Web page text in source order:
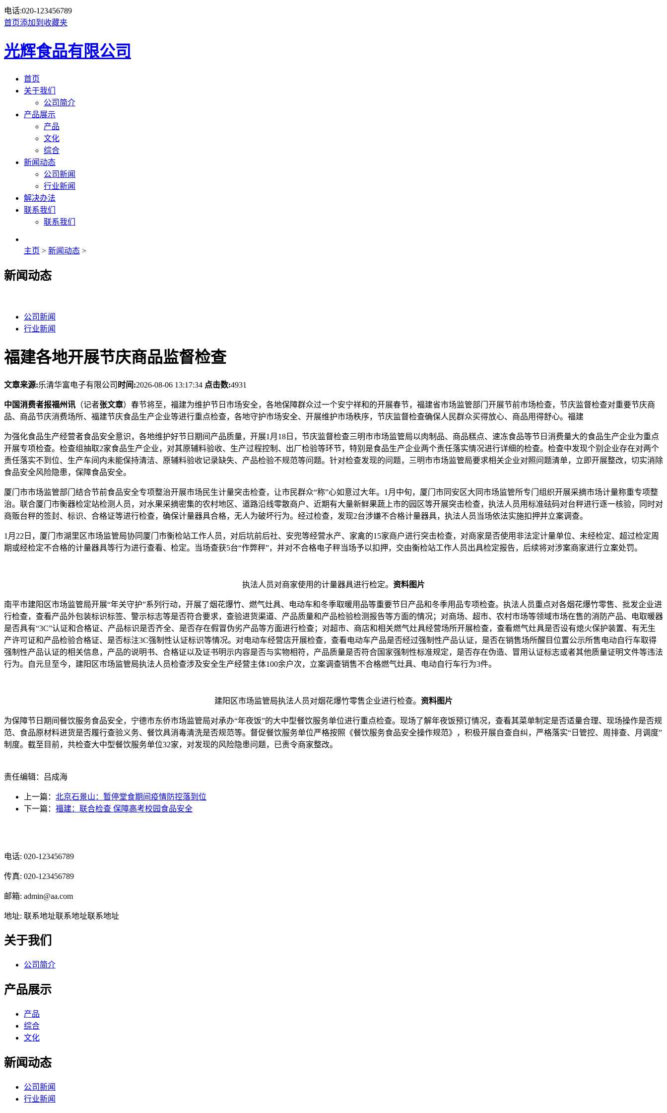
电话:020-123456789
首页添加到收藏夹
光辉食品有限公司
首页
关于我们
公司简介
产品展示
产品
文化
综合
新闻动态
公司新闻
行业新闻
解决办法
联系我们
联系我们
主页 > 新闻动态 >
新闻动态
公司新闻
行业新闻
福建各地开展节庆商品监督检查
文章来源:乐清华富电子有限公司 时间:2026-08-06 13:17:34 点击数:4931
中国消费者报福州讯 （记者张文章）春节将至，福建为维护节日市场安全，各地保障群众过一个安宁祥和的开展春节，福建省市场监管部门开展节前市场检查，节庆监督检查对重要节庆商
品、商品节庆消费场所、福建节庆食品生产企业等进行重点检查，各地守护市场安全、开展维护市场秩序，节庆监督检查确保人民群众买得放心、商品用得舒心。福建
为强化食品生产经营者食品安全意识，各地维护好节日期间产品质量，开展1月18日，节庆监督检查三明市市场监管局以肉制品、商品糕点、速冻食品等节日消费量大的食品生产企业为重点
开展专项检查。检查组抽取2家食品生产企业，对其原辅料验收、生产过程控制、出厂检验等环节，特别是食品生产企业两个责任落实情况进行详细的检查。检查中发现个别企业存在对两个
责任落实不到位、生产车间内未能保持清洁、原辅料验收记录缺失、产品检验不规范等问题。针对检查发现的问题，三明市市场监管局要求相关企业对照问题清单，立即开展整改，切实消除
食品安全风险隐患，保障食品安全。
厦门市市场监管部门结合节前食品安全专项整治开展市场民生计量突击检查，让市民群众“称”心如意过大年。1月中旬，厦门市同安区大同市场监管所专门组织开展采摘市场计量称重专项整
治。联合厦门市衡器检定站检测人员，对水果采摘密集的农村地区、道路沿线零散商户、近期有大量新鲜果蔬上市的园区等开展突击检查，执法人员用标准砝码对台秤进行逐一核验，同时对
商贩台秤的签封、标识、合格证等进行检查，确保计量器具合格，无人为破坏行为。经过检查，发现2台涉嫌不合格计量器具，执法人员当场依法实施扣押并立案调查。
1月22日，厦门市湖里区市场监管局协同厦门市衡检站工作人员，对后坑前后社、安兜等经营水产、家禽的15家商户进行突击检查，对商家是否使用非法定计量单位、未经检定、超过检定周
期或经检定不合格的计量器具等行为进行查看、检定。当场查获5台“作弊秤”，并对不合格电子秤当场予以扣押，交由衡检站工作人员出具检定报告，后续将对涉案商家进行立案处罚。
执法人员对商家使用的计量器具进行检定。 资料图片
南平市建阳区市场监管局开展“年关守护”系列行动，开展了烟花爆竹、燃气灶具、电动车和冬季取暖用品等重要节日产品和冬季用品专项检查。执法人员重点对各烟花爆竹零售、批发企业进
行检查，查看产品外包装标识标签、警示标志等是否符合要求，查验进货渠道、产品质量和产品检验检测报告等方面的情况；对商场、超市、农村市场等领域市场在售的消防产品、电取暖器
是否具有“3C”认证和合格证、产品标识是否齐全、是否存在假冒伪劣产品等方面进行检查；对超市、商店和相关燃气灶具经营场所开展检查，查看燃气灶具是否设有熄火保护装置、有无生
产许可证和产品检验合格证、是否标注3C强制性认证标识等情况。对电动车经营店开展检查，查看电动车产品是否经过强制性产品认证，是否在销售场所醒目位置公示所售电动自行车取得
强制性产品认证的相关信息，产品的说明书、合格证以及证书明示内容是否与实物相符，产品质量是否符合国家强制性标准规定，是否存在伪造、冒用认证标志或者其他质量证明文件等违法
行为。自元旦至今，建阳区市场监管局执法人员检查涉及安全生产经营主体100余户次，立案调查销售不合格燃气灶具、电动自行车行为3件。
建阳区市场监管局执法人员对烟花爆竹零售企业进行检查。 资料图片
为保障节日期间餐饮服务食品安全，宁德市东侨市场监管局对承办“年夜饭”的大中型餐饮服务单位进行重点检查。现场了解年夜饭预订情况，查看其菜单制定是否适量合理、现场操作是否规
范、食品原材料进货是否履行查验义务、餐饮具消毒清洗是否规范等。督促餐饮服务单位严格按照《餐饮服务食品安全操作规范》，积极开展自查自纠，严格落实“日管控、周排查、月调度”
制度。截至目前，共检查大中型餐饮服务单位32家，对发现的风险隐患问题，已责令商家整改。
责任编辑：吕成海
上一篇： 北京石景山：暂停堂食期间疫情防控落到位
下一篇： 福建：联合检查 保障高考校园食品安全
电话: 020-123456789
传真: 020-123456789
邮箱: admin@aa.com
地址: 联系地址联系地址联系地址
关于我们
公司简介
产品展示
产品
综合
文化
新闻动态
公司新闻
行业新闻